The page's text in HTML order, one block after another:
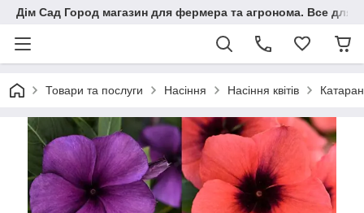
Дім Сад Город магазин для фермера та агронома. Все для
Товари та послуги Насіння Насіння квітів